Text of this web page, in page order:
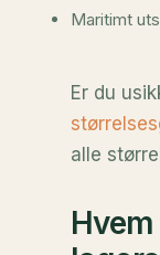
Maritimt
Er du
alle